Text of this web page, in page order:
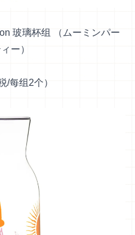
玻璃杯组 （ムーミンパー
ー）
/每组2个）